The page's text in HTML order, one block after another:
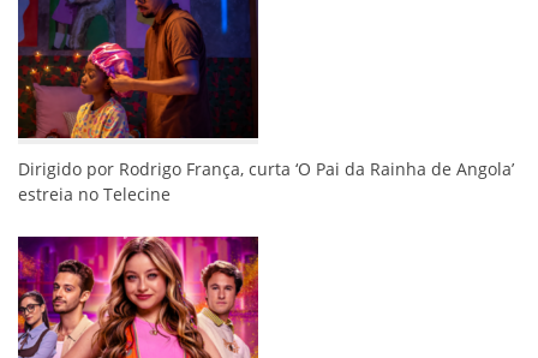
Dirigido por Rodrigo França, curta ‘O Pai da Rainha de Angola’
estreia no Telecine